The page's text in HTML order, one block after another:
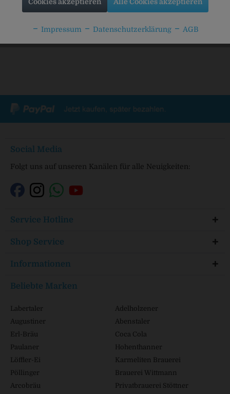
Social Media
Folgt uns auf unseren Kanälen für alle Neuigkeiten:
Service Hotline
Shop Service
Informationen
Beliebte Marken
Labertaler
Adelholzener
Augustiner
Abenstaler
Erl-Bräu
Coca Cola
Paulaner
Hohenthanner
Löffler-Ei
Karmeliten Brauerei
Pöllinger
Brauerei Wittmann
Arcobräu
Privatbrauerei Stöttner
Impressum Datenschutzerklärung AGB